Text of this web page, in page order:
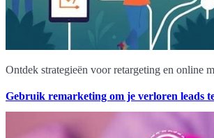
Ontdek strategieën voor retargeting en online
Gebruik remarketing om je verloren leads